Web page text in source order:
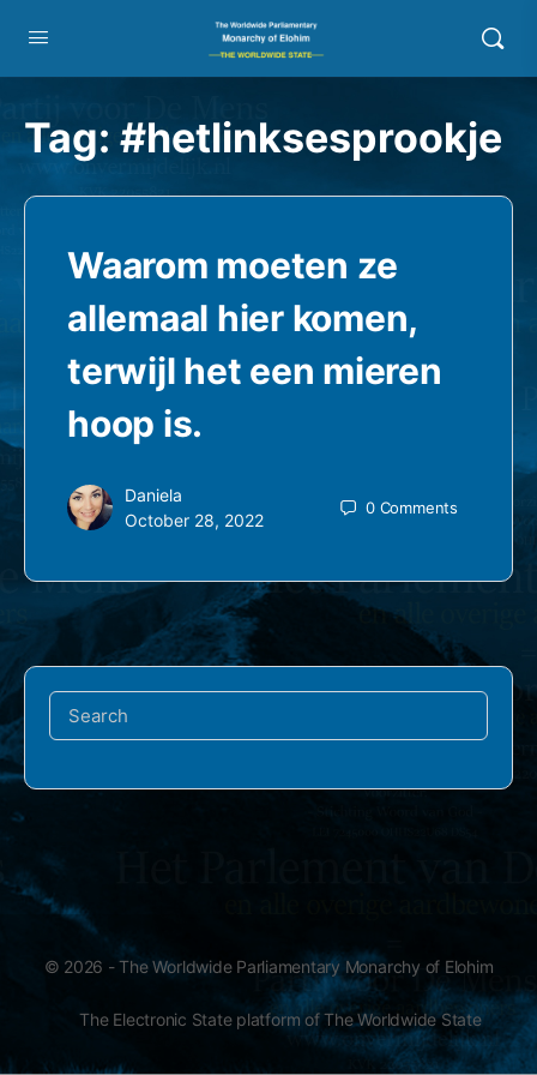
Tag: #hetlinksesprookje
Waarom moeten ze
allemaal hier komen,
terwijl het een mieren
hoop is.
Daniela
October 28, 2022
0 Comments
Search
for:
© 2026 - The Worldwide Parliamentary Monarchy of Elohim
The Electronic State platform of The Worldwide State